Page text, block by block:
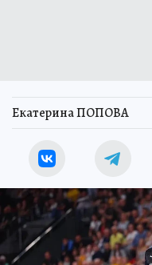
Екатерина ПОПОВА